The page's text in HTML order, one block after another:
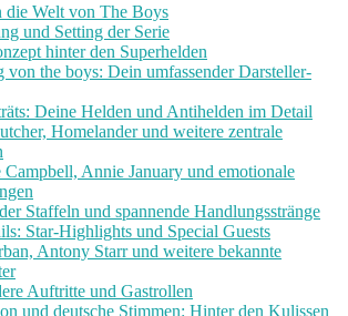
die Welt von The Boys
und Setting der Serie
hinter den Superhelden
von the boys: Dein umfassender Darsteller-
Deine Helden und Antihelden im Detail
Homelander und weitere zentrale
Annie January und emotionale
Staffeln und spannende Handlungsstränge
Star-Highlights und Special Guests
Antony Starr und weitere bekannte
Auftritte und Gastrollen
und deutsche Stimmen: Hinter den Kulissen